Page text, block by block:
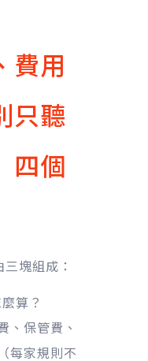
費用
只聽
四個
塊組成：
算？
、保管費、
每家規則不